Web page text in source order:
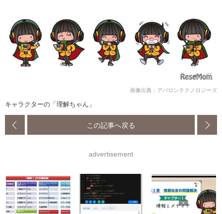
画像出典：アバロンテクノロジーズ
キャラクターの「理解ちゃん」
この記事へ戻る
advertisement